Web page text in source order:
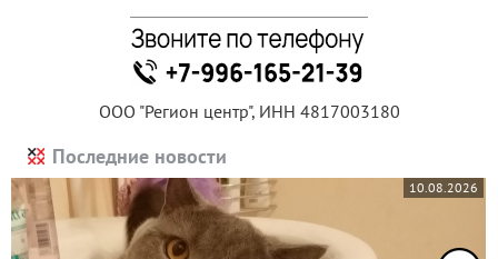
ООО "Регион центр", ИНН 4817003180
Последние новости
10.08.2026